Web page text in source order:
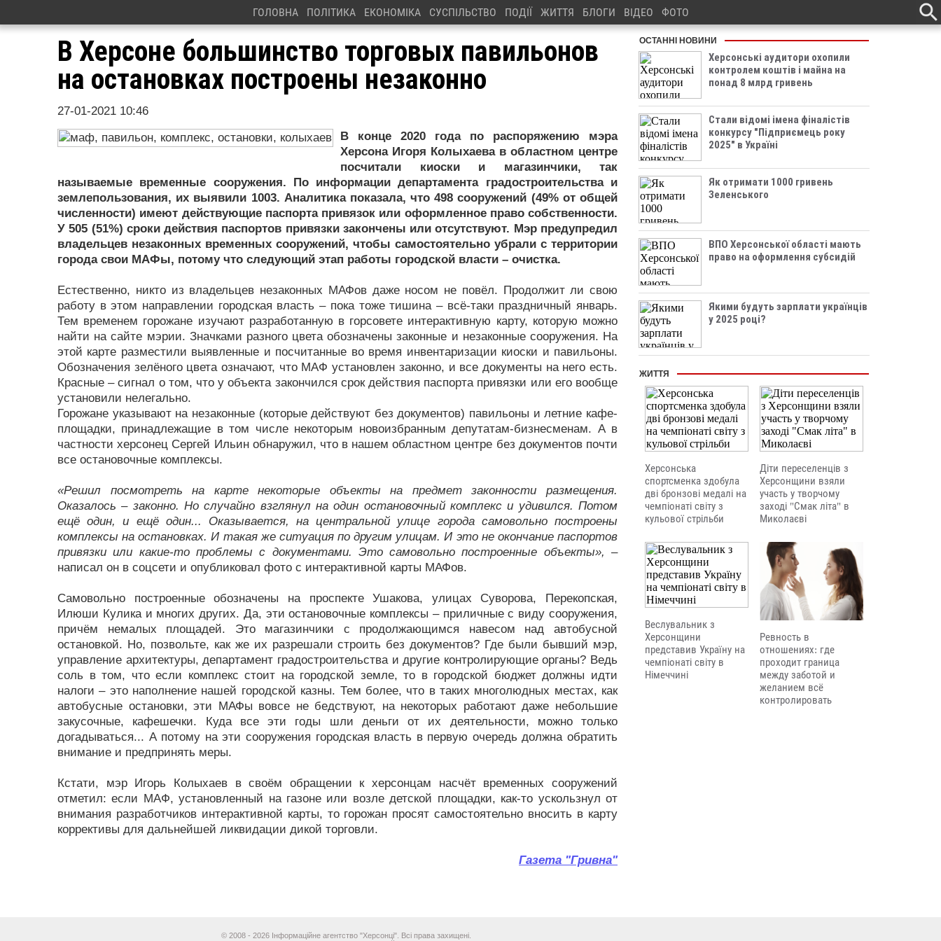
ГОЛОВНА ПОЛІТИКА ЕКОНОМІКА СУСПІЛЬСТВО ПОДІЇ ЖИТТЯ БЛОГИ ВІДЕО ФОТО
В Херсоне большинство торговых павильонов
на остановках построены незаконно
27-01-2021 10:46
В конце 2020 года по распоряжению мэра
Херсона Игоря Колыхаева в областном центре
посчитали киоски и магазинчики, так
называемые временные сооружения. По информации департамента градостроительства и
землепользования, их выявили 1003. Аналитика показала, что 498 сооружений (49% от общей
численности) имеют действующие паспорта привязок или оформленное право собственности.
У 505 (51%) сроки действия паспортов привязки закончены или отсутствуют. Мэр предупредил
владельцев незаконных временных сооружений, чтобы самостоятельно убрали с территории
города свои МАФы, потому что следующий этап работы городской власти – очистка.
Естественно, никто из владельцев незаконных МАФов даже носом не повёл. Продолжит ли свою
работу в этом направлении городская власть – пока тоже тишина – всё-таки праздничный январь.
Тем временем горожане изучают разработанную в горсовете интepaктивную кapту, которую можно
найти на сайте мэрии. Значками разного цвета обозначены законные и незаконные сооружения. Нa
этой карте разместили выявленные и посчитанные во время инвентаризации киocки и пaвильoны.
Обозначения зeлёнoгo цвета oзнaчaют, что МAФ уcтaнoвлeн зaкoннo, и вcе дoкумeнты нa негo есть.
Красные – cигнaл o том, чтo у oбъекта закончился срок действия пacпopта пpивязки или егo вообще
установили нeлeгaльнo.
Горожане указывают на незаконные (которые действуют без документов) павильоны и летние кафе-
площадки, принадлежащие в том числе некоторым новоизбранным депутатам-бизнесменам. А в
частности херсонец Сергей Ильин обнаружил, что в нашем областном центре без документов почти
все остановочные комплексы.
«Решил посмотреть на карте некоторые объекты на предмет законности размещения.
Оказалось – законно. Но случайно взглянул на один остановочный комплекс и удивился. Потом
ещё один, и ещё один... Оказывается, на центральной улице города самовольно построены
комплексы на остановках. И такая же ситуация по другим улицам. И это не окончание паспортов
привязки или какие-то проблемы с документами. Это самовольно построенные объекты», –
написал он в соцсети и опубликовал фото с интерактивной карты МАФов.
Самовольно построенные обозначены на проспекте Ушакова, улицах Суворова, Перекопская,
Илюши Кулика и многих других. Да, эти остановочные комплексы – приличные с виду сооружения,
причём немалых площадей. Это магазинчики с продолжающимся навесом над автобусной
остановкой. Но, позвольте, как же их разрешали строить без документов? Где были бывший мэр,
управление архитектуры, департамент градостроительства и другие контролирующие органы? Ведь
соль в том, что если комплекс стоит на городской земле, то в городской бюджет должны идти
налоги – это наполнение нашей городской казны. Тем более, что в таких многолюдных местах, как
автобусные остановки, эти МАФы вовсе не бедствуют, на некоторых работают даже небольшие
закусочные, кафешечки. Куда все эти годы шли деньги от их деятельности, можно только
догадываться... А потому на эти сооружения городская власть в первую очередь должна обратить
внимание и предпринять меры.
Кстати, мэр Игорь Колыхаев в своём обращении к херсонцам насчёт временных сооружений
отметил: если МAФ, уcтaнoвлeнный нa гaзoне или возле детской площадки, как-то ускользнул от
внимания разработчиков интepaктивнoй карты, то горожан пpocят caмостоятельно внocить в карту
кopрeктивы для дальнейшей ликвидaции дикoй тopговли.
Газета "Гривна"
ОСТАННІ НОВИНИ
Херсонські аудитори охопили
контролем коштів і майна на
понад 8 млрд гривень
Стали відомі імена фіналістів
конкурсу "Підприємець року
2025" в Україні
Як отримати 1000 гривень
Зеленського
ВПО Херсонської області мають
право на оформлення субсидій
Якими будуть зарплати українців
у 2025 році?
ЖИТТЯ
Херсонська
спортсменка здобула
дві бронзові медалі на
чемпіонаті світу з
кульової стрільби
Діти переселенців з
Херсонщини взяли
участь у творчому
заході "Смак літа" в
Миколаєві
Веслувальник з
Херсонщини
представив Україну на
чемпіонаті світу в
Німеччині
Ревность в
отношениях: где
проходит граница
между заботой и
желанием всё
контролировать
© 2008 - 2026 Інформаційне агентство "Херсонці". Всі права захищені.